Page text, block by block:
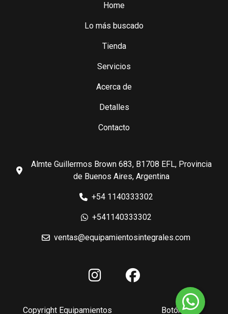
Home
Lo más buscado
Tienda
Servicios
Acerca de
Detalles
Contacto
Almte Guillermos Brown 683, B1708 EFL, Provincia
de Buenos Aires, Argentina
+54 1140333302
+541140333302
ventas@equipamientosintegrales.com
Copyright Equipamientos Botón de